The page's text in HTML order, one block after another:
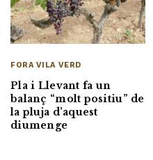
FORA VILA VERD
Pla i Llevant fa un
balanç “molt positiu” de
la pluja d’aquest
diumenge